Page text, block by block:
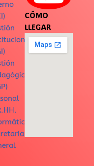
CÓMO
LLEGAR